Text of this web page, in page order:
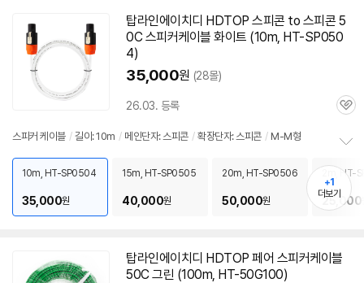
탑라인에이치디 HDTOP 스피콘 to 스피콘 5
0C 스피커케이블 화이트 (10m, HT-SP050
4)
35,000원 (28몰)
26.03. 등록
관
스피커 케이블 / 길이: 10m / 메인단자: 스피콘 / 확장단자: 스피콘 / M-M형
보
펼
치
10m, HT-SP0504
35,000원
15m, HT-SP0505
40,000원
20m, HT-SP0506
50,000원
2m, HT-
25,000
+1
더보기
탑라인에이치디 HDTOP 페어 스피커케이블
50C그린 (100m, HT-50G100)